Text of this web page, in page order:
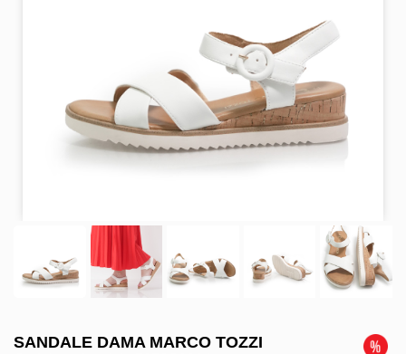
SANDALE DAMA MARCO TOZZI